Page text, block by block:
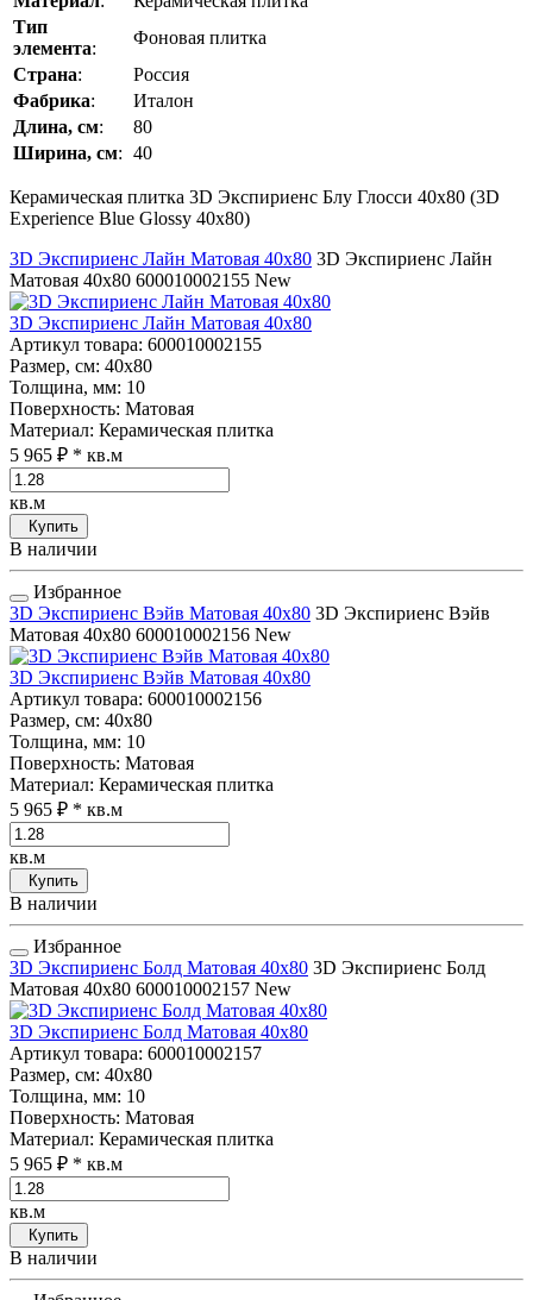
Тип
элемента:
Фоновая плитка
Страна:
Россия
Фабрика:
Италон
Длина, см:
80
Ширина, см: 40
Керамическая плитка 3D Экспириенс Блу Глосси 40x80 (3D
Experience Blue Glossy 40x80)
3D Экспириенс Лайн Матовая 40x80 3D Экспириенс Лайн
Матовая 40x80 600010002155 New
3D Экспириенс Лайн Матовая 40x80
Артикул товара: 600010002155
Размер, см: 40x80
Толщина, мм: 10
Поверхность: Матовая
Материал: Керамическая плитка
5 965 ₽ * кв.м
кв.м
Купить
В наличии
Избранное
3D Экспириенс Вэйв Матовая 40x80 3D Экспириенс Вэйв
Матовая 40x80 600010002156 New
3D Экспириенс Вэйв Матовая 40x80
Артикул товара: 600010002156
Размер, см: 40x80
Толщина, мм: 10
Поверхность: Матовая
Материал: Керамическая плитка
5 965 ₽ * кв.м
кв.м
Купить
В наличии
Избранное
3D Экспириенс Болд Матовая 40x80 3D Экспириенс Болд
Матовая 40x80 600010002157 New
3D Экспириенс Болд Матовая 40x80
Артикул товара: 600010002157
Размер, см: 40x80
Толщина, мм: 10
Поверхность: Матовая
Материал: Керамическая плитка
5 965 ₽ * кв.м
кв.м
Купить
В наличии